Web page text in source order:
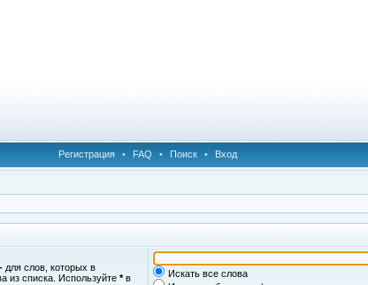
Регистрация • FAQ • Поиск • Вход
- для слов, которых в
из списка. Используйте *в
Искать все слова